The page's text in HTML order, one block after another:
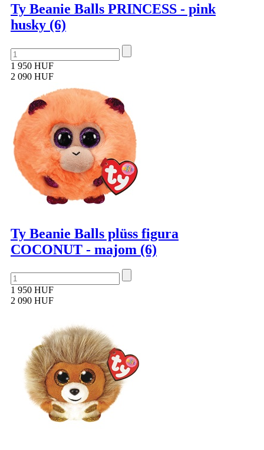
Ty Beanie Balls PRINCESS - pink
husky (6)
1 950 HUF
2 090 HUF
Ty Beanie Balls plüss figura
COCONUT - majom (6)
1 950 HUF
2 090 HUF